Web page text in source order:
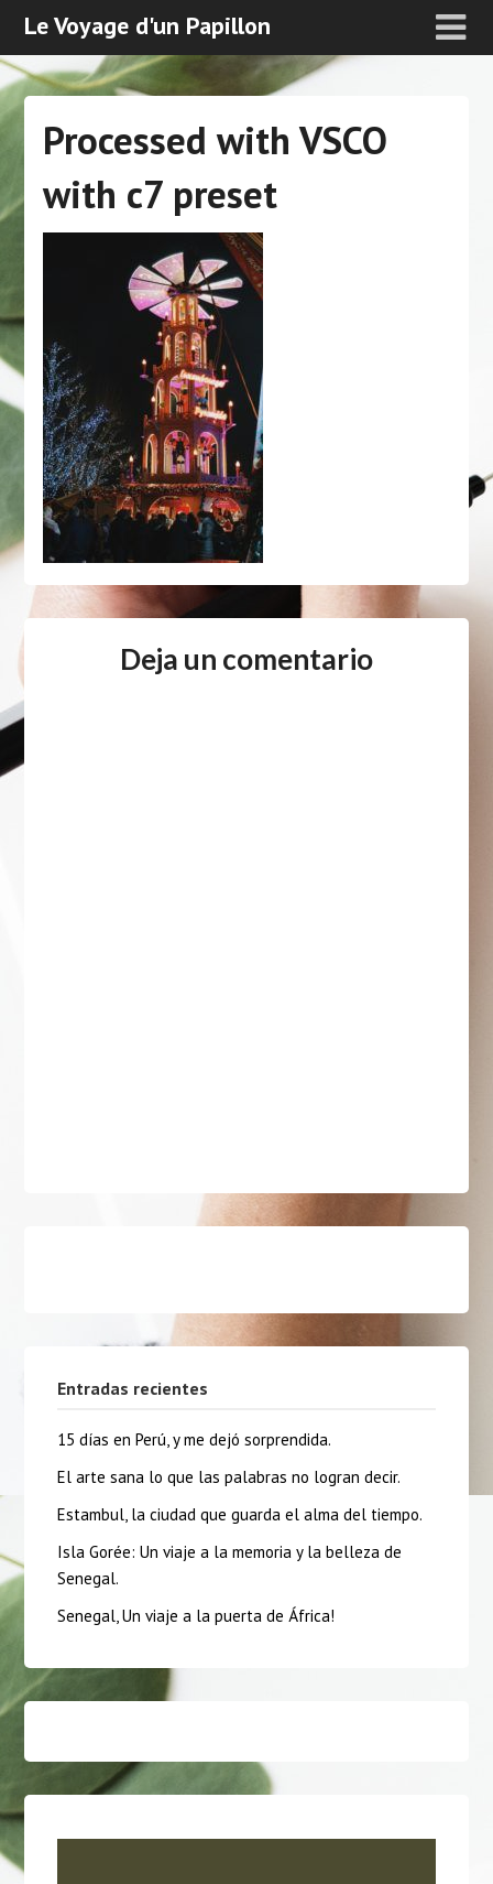
Le Voyage d'un Papillon
Processed with VSCO
with c7 preset
Deja un comentario
Entradas recientes
15 días en Perú, y me dejó sorprendida.
El arte sana lo que las palabras no logran decir.
Estambul, la ciudad que guarda el alma del tiempo.
Isla Gorée: Un viaje a la memoria y la belleza de
Senegal.
Senegal, Un viaje a la puerta de África!